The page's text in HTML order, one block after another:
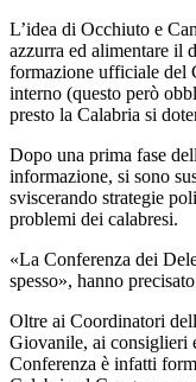
L’idea di Occhiuto e
azzurra ed alimentare il
formazione ufficiale del
interno (questo però
presto la Calabria si
Dopo una prima fase
informazione, si sono
sviscerando strategie
problemi dei calabresi.
«La Conferenza dei
spesso», hanno
Oltre ai Coordinatori
Giovanile, ai consiglieri
Conferenza è infatti